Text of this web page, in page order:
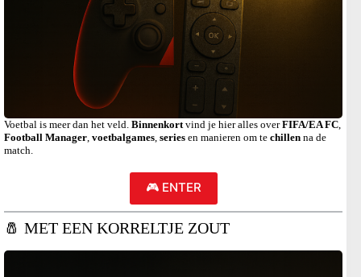
Voetbal is meer dan het veld. Binnenkort vind je hier alles overFIFA/EA FC
Football Manager voetbalgames series en manieren om te chillen na de
match.
🎮 ENTER
🧂 MET EEN KORRELTJE ZOUT